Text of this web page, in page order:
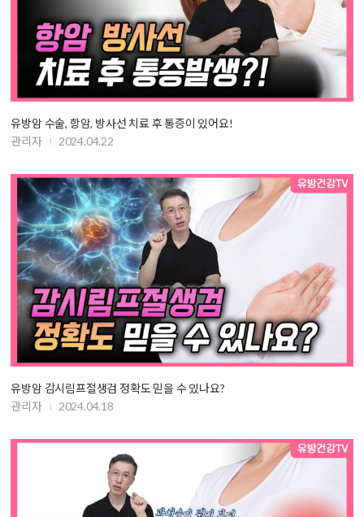
유방암 수술, 항암, 방사선 치료 후 통증이 있어요!
관리자
2024.04.22
유방암 감시림프절생검 정확도 믿을 수 있나요?
관리자
2024.04.18